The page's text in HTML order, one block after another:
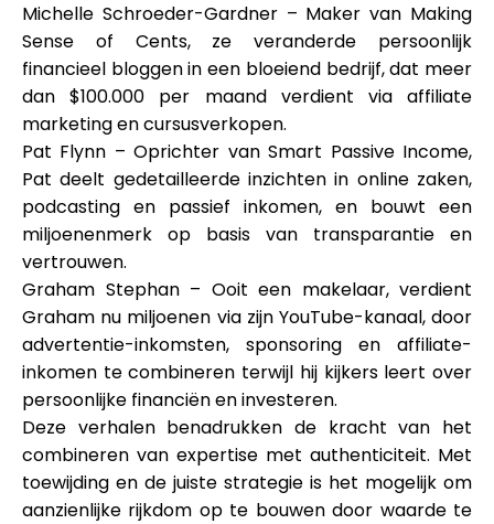
Michelle Schroeder-Gardner – Maker van Making
Sense of Cents, ze veranderde persoonlijk
financieel bloggen in een bloeiend bedrijf, dat meer
dan $100.000 per maand verdient via affiliate
marketing en cursusverkopen.
Pat Flynn – Oprichter vanSmart Passive Income,
Pat deelt gedetailleerde inzichten in online zaken,
podcasting en passief inkomen, en bouwt een
miljoenenmerk op basis van transparantie en
vertrouwen.
Graham Stephan – Ooit een makelaar, verdient
Graham nu miljoenen via zijn YouTube-kanaal, door
advertentie-inkomsten, sponsoring en affiliate-
inkomen te combineren terwijl hij kijkers leert over
persoonlijke financiën en investeren.
Deze verhalen benadrukken de kracht van het
combineren van expertise met authenticiteit. Met
toewijding en de juiste strategie is het mogelijk om
aanzienlijke rijkdom op te bouwen door waarde te